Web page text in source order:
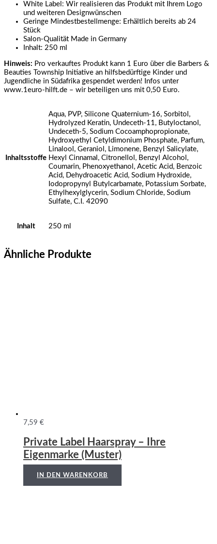
White Label: Wir realisieren das Produkt mit Ihrem Logo
und weiteren Designwünschen
Geringe Mindestbestellmenge: Erhältlich bereits ab 24
Stück
Salon-Qualität Made in Germany
Inhalt: 250 ml
Hinweis: Pro verkauftes Produkt kann 1 Euro über die Barbers &
Beauties Township Initiative an hilfsbedürftige Kinder und
Jugendliche in Südafrika gespendet werden! Infos unter
www.1euro-hilft.de – wir beteiligen uns mit 0,50 Euro.
Inhaltsstoffe
Aqua, PVP, Silicone Quaternium-16, Sorbitol,
Hydrolyzed Keratin, Undeceth-11, Butyloctanol,
Undeceth-5, Sodium Cocoamphopropionate,
Hydroxyethyl Cetyldimonium Phosphate, Parfum,
Linalool, Geraniol, Limonene, Benzyl Salicylate,
Hexyl Cinnamal, Citronellol, Benzyl Alcohol,
Coumarin, Phenoxyethanol, Acetic Acid, Benzoic
Acid, Dehydroacetic Acid, Sodium Hydroxide,
Iodopropynyl Butylcarbamate, Potassium Sorbate,
Ethylhexylglycerin, Sodium Chloride, Sodium
Sulfate, C.I. 42090
Inhalt 250 ml
Ähnliche Produkte
7,59 €
Private Label Haarspray – Ihre
Eigenmarke (Muster)
IN DEN WARENKORB